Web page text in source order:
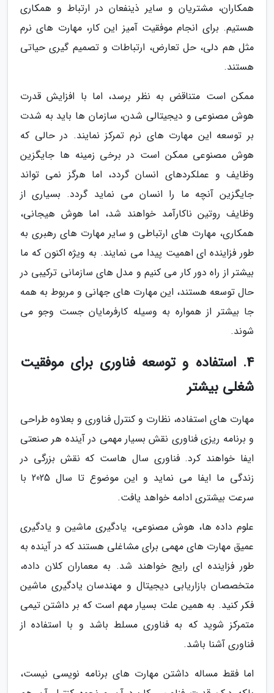
همکاران، مشتریان و سایر ذینفعان در ارتباط و همکاری
هستیم. برای انجام موفقیت آمیز این کار، مهارت های نرم
مثل هم دلی، حل تعارض، ارتباطات و تصمیم گیری حیاتی
هستند.
ممکن است متناقض به نظر برسد، اما با افزایش قدرت
هوش مصنوعی و دیجیتالی شدن، سازمان ها باید به شدت
بر توسعه این مهارت های نرم تمرکز نمایند. در حالی که
هوش مصنوعی ممکن است در برخی زمینه ها جایگزین
وظایف و عملکردهای انسان گردد، اما هرگز نمی تواند
جایگزین آنچه ما را انسان می نماید گردد. بسیاری از
وظایف روتین ناکارآمد خواهند شد، اما هوش هیجانی،
همکاری، مهارت های ارتباطی و سایر مهارت های رهبری به
طور فزاینده ای اهمیت پیدا می نمایند. به ویژه اکنون که ما
بیشتر از راه دور کار می کنیم و مدل های سازمانی ترکیبی در
حال توسعه هستند، این مهارت های جهانی و مربوط به همه
جا بیشتر از همواره به وسیله کارفرمایان جست وجو می
شوند.
4. استفاده و توسعه فناوری برای موفقیت
شغلی بیشتر
مهارت های استفاده، نظارت و کنترل فناوری و بعلاوه طراحی
و برنامه ریزی فناوری نقش بسیار مهمی در آینده هر صنعتی
ایفا خواهند کرد. فناوری سال هاست که نقش بزرگی در
زندگی ما ایفا می نماید و این موضوع تا سال 2025 با
سرعت بیشتری ادامه خواهد یافت.
علوم داده ها، هوش مصنوعی، یادگیری ماشین و یادگیری
عمیق مهارت های مهمی برای مشاغلی هستند که در آینده به
طور فزاینده ای رایج خواهند شد. به معماران کلان داده،
متخصصان بازاریابی دیجیتال و مهندسان یادگیری ماشین
فکر کنید. به همین علت بسیار مهم است که بر داشتن تیمی
متمرکز شوید که به فناوری مسلط باشد و با استفاده از
فناوری آشنا باشد.
اما فقط مساله داشتن مهارت های برنامه نویسی نیست،